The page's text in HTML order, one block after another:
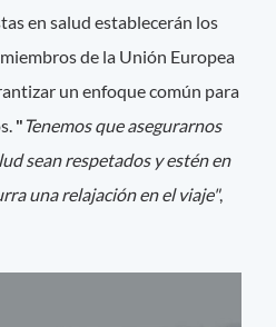
en salud establecerán los
de la Unión Europea
un enfoque común para
" Tenemos que asegurarnos
sean respetados y estén en
una relajación en el viaje",